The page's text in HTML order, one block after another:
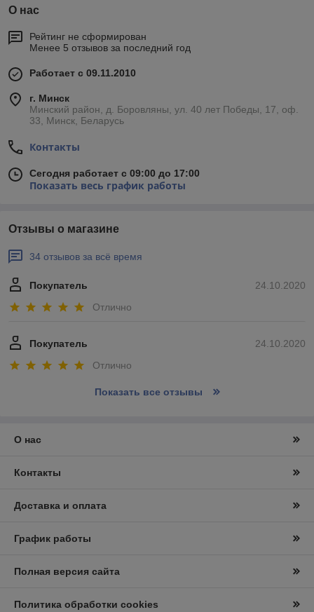
О нас
Рейтинг не сформирован
Менее 5 отзывов за последний год
Работает с 09.11.2010
г. Минск
Минский район, д. Боровляны, ул. 40 лет Победы, 17, оф.
33, Минск, Беларусь
Контакты
Сегодня работает с 09:00 до 17:00
Показать весь график работы
Отзывы о магазине
34 отзывов за всё время
24.10.2020
Покупатель
Отлично
24.10.2020
Покупатель
Отлично
Показать все отзывы
О нас
Контакты
Доставка и оплата
График работы
Полная версия сайта
Политика обработки cookies